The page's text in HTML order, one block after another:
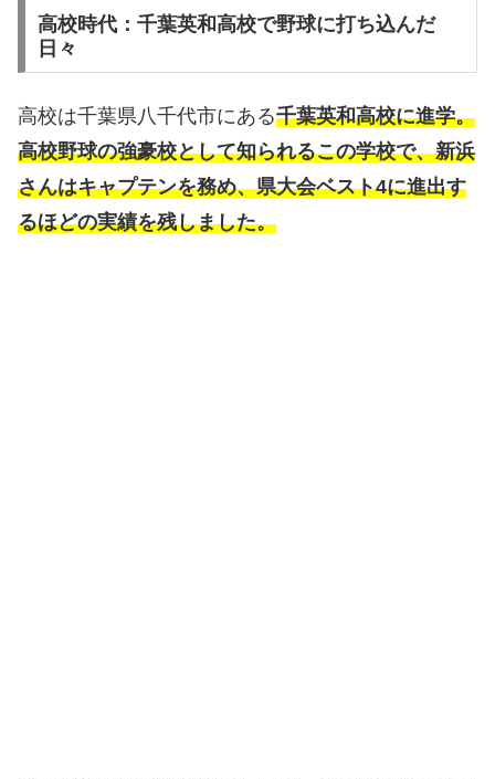
高校時代：千葉英和高校で野球に打ち込んだ
日々
高校は千葉県八千代市にある千葉英和高校に進学。
高校野球の強豪校として知られるこの学校で、新浜
さんはキャプテンを務め、県大会ベスト4に進出す
るほどの実績を残しました。